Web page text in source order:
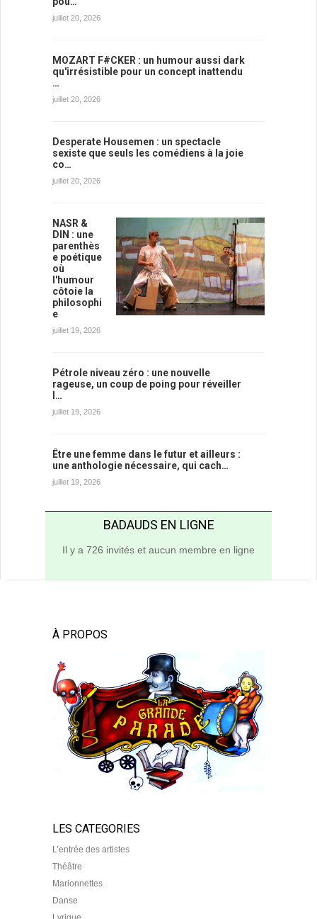
juillet 20, 2026
MOZART F#CKER : un humour aussi dark
qu'irrésistible pour un concept inattendu
…
juillet 20, 2026
Desperate Housemen : un spectacle
sexiste que seuls les comédiens à la joie
co…
juillet 20, 2026
NASR &
DIN : une
parenthès
e poétique
où
l'humour
côtoie la
philosophi
e
juillet 19, 2026
Pétrole niveau zéro : une nouvelle
rageuse, un coup de poing pour réveiller
l…
juillet 19, 2026
Être une femme dans le futur et ailleurs :
une anthologie nécessaire, qui cach…
juillet 19, 2026
BADAUDS EN LIGNE
Il y a 726 invités et aucun membre en ligne
À PROPOS
LES CATEGORIES
L’entrée des artistes
Théâtre
Marionnettes
Danse